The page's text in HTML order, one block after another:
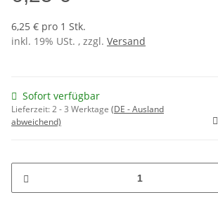
6,25 € pro 1 Stk.
inkl. 19% USt. , zzgl. Versand
Sofort verfügbar
Lieferzeit:2 - 3 Werktage (DE - Ausland
abweichend)